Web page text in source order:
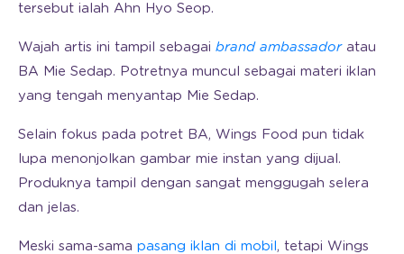
tersebut ialah Ahn Hyo Seop.
Wajah artis ini tampil sebagai brand ambassadoratau
BA Mie Sedap. Potretnya muncul sebagai materi iklan
yang tengah menyantap Mie Sedap.
Selain fokus pada potret BA, Wings Food pun tidak
lupa menonjolkan gambar mie instan yang dijual.
Produknya tampil dengan sangat menggugah selera
dan jelas.
Meski sama-sama pasang iklan di mobil, tetapi Wings